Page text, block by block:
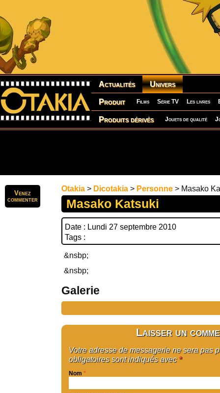
Actualités Univers
Produit Films Série TV Les livres
Produits dérivés Jouets de qualité
Venez
commenter
Otakia > Dicotakia > Personne > Masako
Masako Katsuki
Date : Lundi 27 septembre 2010
Tags :
&nsbp;
&nsbp;
Galerie
Laisser un
Votre adresse de messagerie ne sera pas
obligatoires sont indiqués avec *
Nom *